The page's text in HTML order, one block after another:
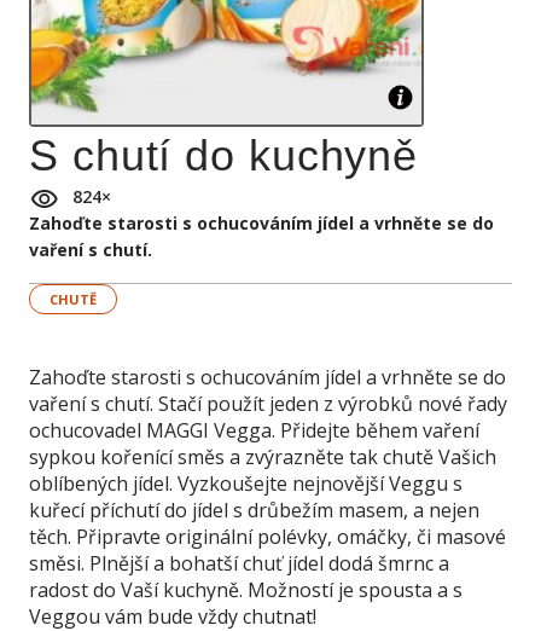
S chutí do kuchyně
824×
Zahoďte starosti s ochucováním jídel a vrhněte se do
vaření s chutí.
CHUTĚ
Zahoďte starosti s ochucováním jídel a vrhněte se do
vaření s chutí. Stačí použít jeden z výrobků nové řady
ochucovadel MAGGI Vegga. Přidejte během vaření
sypkou kořenící směs a zvýrazněte tak chutě Vašich
oblíbených jídel. Vyzkoušejte nejnovější Veggu s
kuřecí příchutí do jídel s drůbežím masem, a nejen
těch. Připravte originální polévky, omáčky, či masové
směsi. Plnější a bohatší chuť jídel dodá šmrnc a
radost do Vaší kuchyně. Možností je spousta a s
Veggou vám bude vždy chutnat!